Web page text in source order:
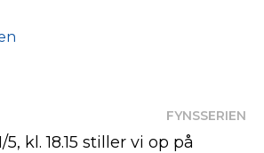
FYNSSERIEN
kl. 18.15 stiller vi op på